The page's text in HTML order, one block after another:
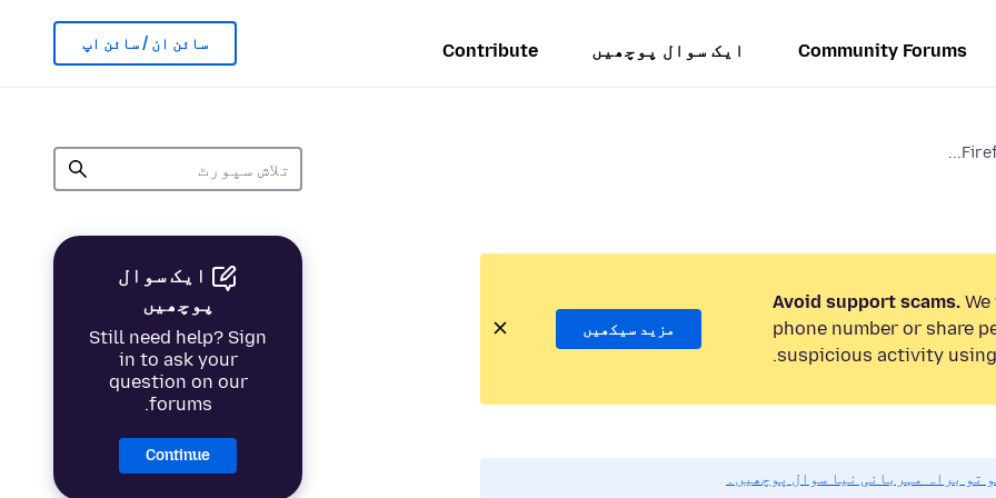
Community Forums ایک سوال پوچھیں Contribute سائن ان / سائن اپ
ایک سوال
پوچھیں
Still need help? Sign
in to ask your
question on our
forums.
Continue
Avoid support scams.
phone number or share
suspicious activity using
مزید سیکھیں
تو براہ مہربانی نیا سوال پوچھیں۔